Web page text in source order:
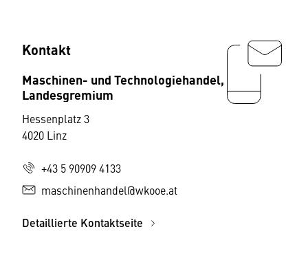
Kontakt
Maschinen- und Technologiehandel,
Landesgremium
Hessenplatz 3
4020 Linz
+43 5 90909 4133
maschinenhandel@wkooe.at
Detaillierte Kontaktseite